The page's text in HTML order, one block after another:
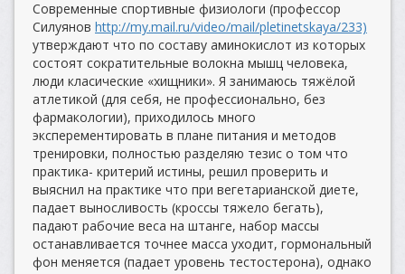
Современные спортивные физиологи (профессор
Силуянов http://my.mail.ru/video/mail/pletinetskaya/233)
утверждают что по составу аминокислот из которых
состоят сократительные волокна мышц человека,
люди класические «хищники». Я занимаюсь тяжёлой
атлетикой (для себя, не профессионально, без
фармакологии), приходилось много
эксперементировать в плане питания и методов
тренировки, полностью разделяю тезис о том что
практика- критерий истины, решил проверить и
выяснил на практике что при вегетарианской диете,
падает выносливость (кроссы тяжело бегать),
падают рабочие веса на штанге, набор массы
останавливается точнее масса уходит, гормональный
фон меняется (падает уровень тестостерона), однако